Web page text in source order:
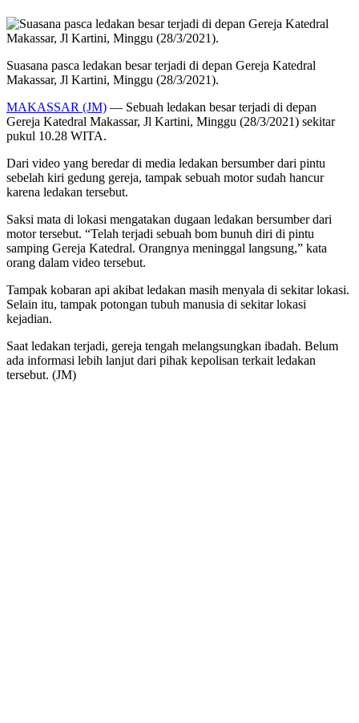
Suasana pasca ledakan besar terjadi di depan Gereja Katedral
Makassar, Jl Kartini, Minggu (28/3/2021).
MAKASSAR (JM) — Sebuah ledakan besar terjadi di depan
Gereja Katedral Makassar, Jl Kartini, Minggu (28/3/2021) sekitar
pukul 10.28 WITA.
Dari video yang beredar di media ledakan bersumber dari pintu
sebelah kiri gedung gereja, tampak sebuah motor sudah hancur
karena ledakan tersebut.
Saksi mata di lokasi mengatakan dugaan ledakan bersumber dari
motor tersebut. “Telah terjadi sebuah bom bunuh diri di pintu
samping Gereja Katedral. Orangnya meninggal langsung,” kata
orang dalam video tersebut.
Tampak kobaran api akibat ledakan masih menyala di sekitar lokasi.
Selain itu, tampak potongan tubuh manusia di sekitar lokasi
kejadian.
Saat ledakan terjadi, gereja tengah melangsungkan ibadah. Belum
ada informasi lebih lanjut dari pihak kepolisan terkait ledakan
tersebut. (JM)